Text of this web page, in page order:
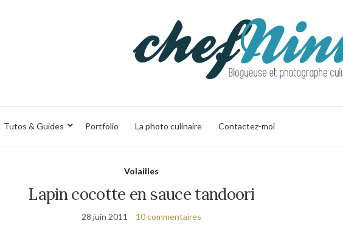
Tutos & Guides Portfolio La photo culinaire Contactez-moi
Volailles
Lapin cocotte en sauce tandoori
28 juin 2011 10 commentaires